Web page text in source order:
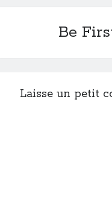
Be
Laisse un petit